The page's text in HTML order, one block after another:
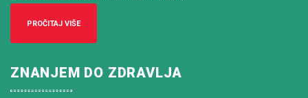
PROČITAJ VIŠE
ZNANJEM DO ZDRAVLJA